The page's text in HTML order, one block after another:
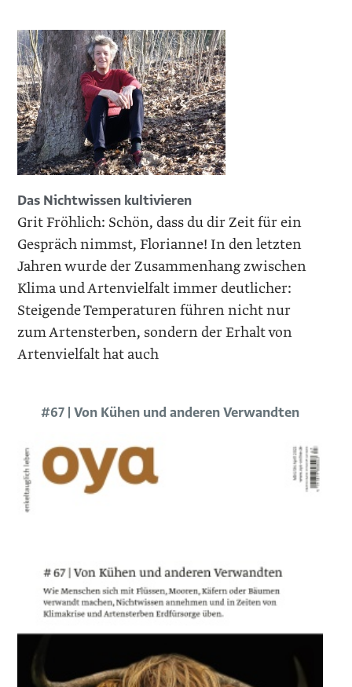
Das Nichtwissen kultivieren
Grit Fröhlich: Schön, dass du dir Zeit für ein
Gespräch nimmst, Florianne! In den letzten
Jahren wurde der Zusammenhang zwischen
Klima und Artenvielfalt immer deutlicher:
Steigende Temperaturen führen nicht nur
zum Artensterben, sondern der Erhalt von
Artenvielfalt hat auch
#67 | Von Kühen und anderen Verwandten